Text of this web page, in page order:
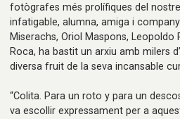
fotògrafes més prolífiques del
infatigable, alumna, amiga i
Miserachs, Oriol Maspons, Leopoldo
Roca, ha bastit un arxiu amb milers
diversa fruit de la seva incansable
“Colita. Para un roto y para un
va escollir expressament per a